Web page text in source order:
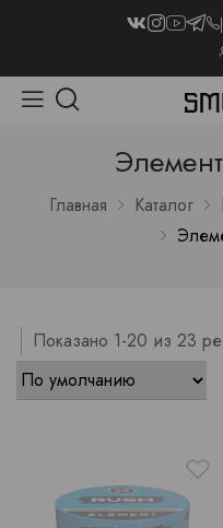
Главная Каталог
Показано 1-20 из 23